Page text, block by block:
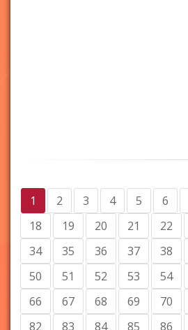
1 2 3 4 5 6
18
19 20 21 22
34
35 36 37 38
50
51 52 53 54
66
67 68 69 70
82
83 84 85 86